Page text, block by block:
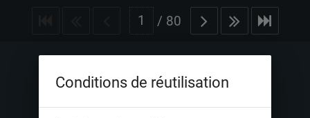
/ 80
Conditions de réutilisation